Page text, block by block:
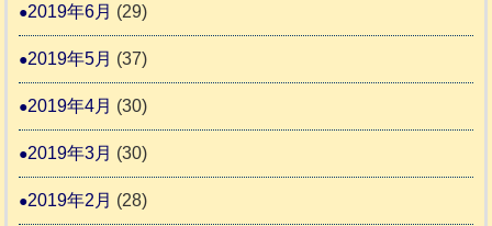
2019年6月 (29)
2019年5月 (37)
2019年4月 (30)
2019年3月 (30)
2019年2月 (28)